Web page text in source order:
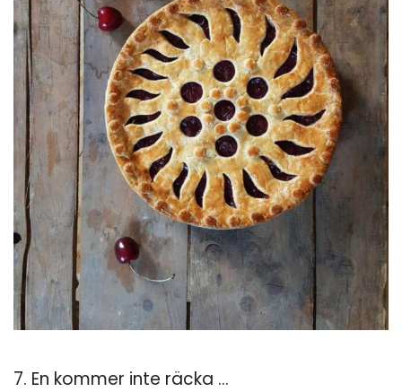
7. En kommer inte räcka ...